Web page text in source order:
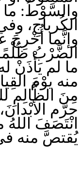
والسَّوْطُ: ما
الكُرباجِ،
وإنَّما أُخْرِجَ
الضَّرْبُ
ما لم يَأْذَنْ
منه يوْمَ
مِنَ الظَّالِمِ
حرَّم
انْتَصَفَ اللهُ
يُقتصَّ منه في